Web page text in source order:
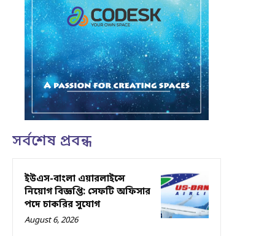
সর্বশেষ প্রবন্ধ
ইউএস-বাংলা এয়ারলাইন্সে
নিয়োগ বিজ্ঞপ্তি: সেফটি অফিসার
পদে চাকরির সুযোগ
August 6, 2026